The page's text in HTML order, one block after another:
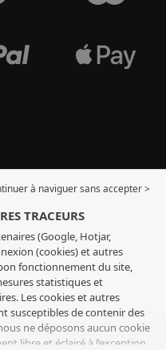
à naviguer sans accepter >
TRACEURS
(Google, Hotjar,
(cookies) et autres
fonctionnement du site,
statistiques et
Les cookies et autres
susceptibles de contenir des
ne déposons aucun cookie
libre et éclairé à l’exception